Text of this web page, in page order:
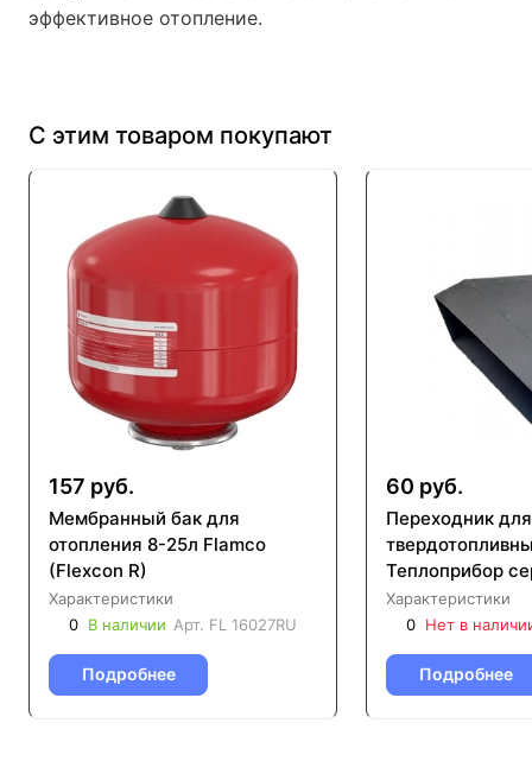
эффективное отопление.
С этим товаром покупают
157 руб.
Мембранный бак для
отопления 8-25л Flamco
(Flexcon R)
Характеристики
0 В наличии Арт. FL 16027RU
Подробнее
60 руб.
Переходник для
Теплоприбор
Характеристики
0 Нет в
Подробнее